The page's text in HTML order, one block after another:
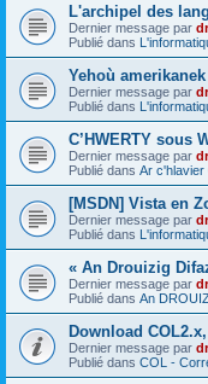
L'archipel des
Dernier message par
Publié dans
Yehoù amerikanek
Dernier message par
Publié dans
C’HWERTY sous
Dernier message par
Publié dans Ar c'hlavier
[MSDN] Vista en
Dernier message par
Publié dans
« An Drouizig
Dernier message par
Publié dans An
Download
Dernier message par
Publié dans COL -